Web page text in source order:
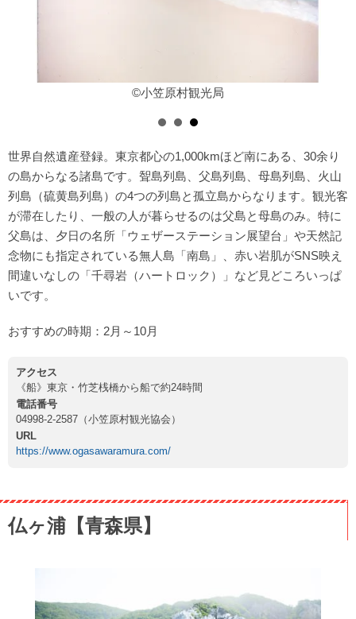
©小笠原村観光局
世界自然遺産登録。東京都心の1,000kmほど南にある、30余り
の島からなる諸島です。聟島列島、父島列島、母島列島、火山
列島（硫黄島列島）の4つの列島と孤立島からなります。観光客
が滞在したり、一般の人が暮らせるのは父島と母島のみ。特に
父島は、夕日の名所「ウェザーステーション展望台」や天然記
念物にも指定されている無人島「南島」、赤い岩肌がSNS映え
間違いなしの「千尋岩（ハートロック）」など見どころいっぱ
いです。
おすすめの時期：2月～10月
アクセス
《船》東京・竹芝桟橋から船で約24時間
電話番号
04998-2-2587（小笠原村観光協会）
URL
https://www.ogasawaramura.com/
仏ヶ浦【青森県】